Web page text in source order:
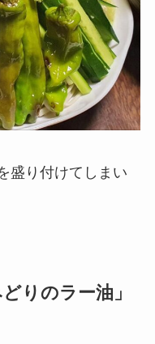
盛り付けてしまい
りのラー油」